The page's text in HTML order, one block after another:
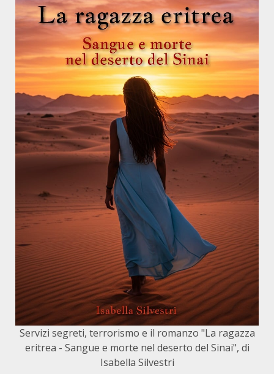
Servizi segreti, terrorismo e il romanzo "La ragazza
eritrea - Sangue e morte nel deserto del Sinai", di
Isabella Silvestri